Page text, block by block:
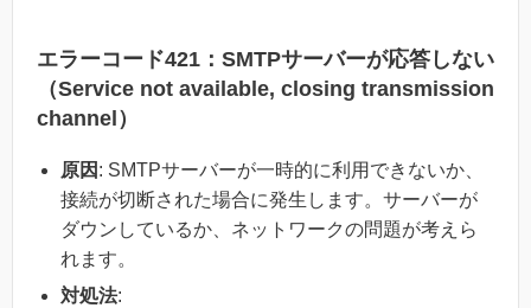
エラーコード421：SMTPサーバーが応答しない
（Service not available, closing transmission
channel）
原因 : SMTPサーバーが一時的に利用できないか、
接続が切断された場合に発生します。サーバーが
ダウンしているか、ネットワークの問題が考えら
れます。
対処法: